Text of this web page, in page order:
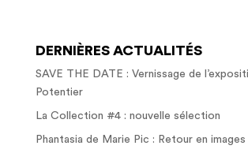
DERNIÈRES ACTUALITÉS
SAVE THE DATE : Vernissage de
Potentier
La Collection #4 : nouvelle sélection
Phantasia de Marie Pic : Retour en images